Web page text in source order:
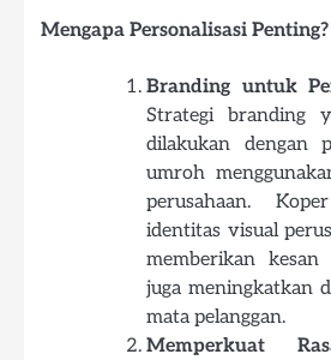
Mengapa Personalisasi Penting?
Branding untuk
Strategi branding
dilakukan dengan
umroh
perusahaan.
identitas visual
memberikan
juga meningkatkan
mata pelanggan.
Memperkuat